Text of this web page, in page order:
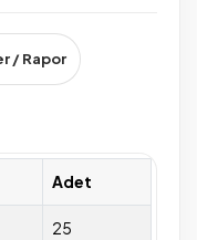
/ Rapor
Adet
25